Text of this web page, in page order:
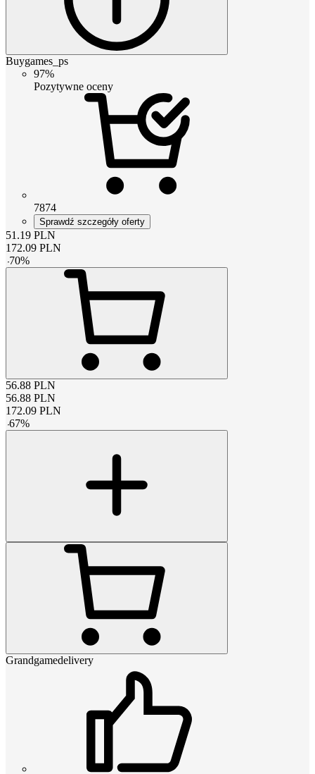
Buygames_ps
97%
Pozytywne oceny
7874
Sprawdź szczegóły oferty
51.19 PLN
172.09 PLN
-70%
56.88 PLN
56.88 PLN
172.09 PLN
-67%
Grandgamedelivery